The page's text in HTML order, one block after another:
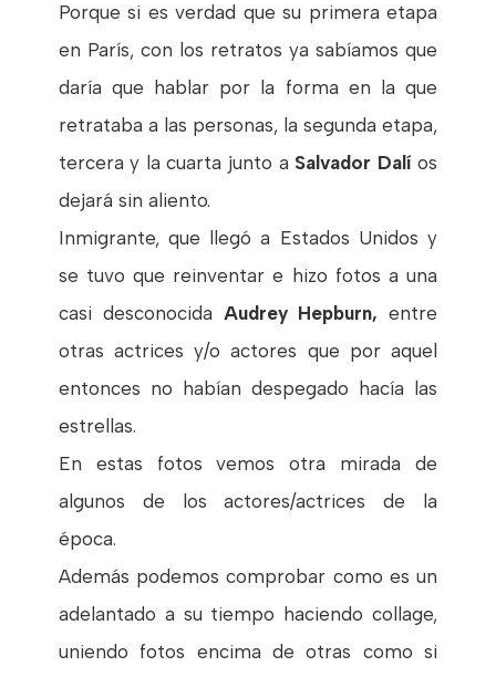
Porque si es verdad que su primera etapa
en París, con los retratos ya sabíamos que
daría que hablar por la forma en la que
retrataba a las personas, la segunda etapa,
tercera y la cuarta junto a Salvador Dalíos
dejará sin aliento.
Inmigrante, que llegó a Estados Unidos y
se tuvo que reinventar e hizo fotos a una
casi desconocida Audrey Hepburn,entre
otras actrices y/o actores que por aquel
entonces no habían despegado hacía las
estrellas.
En estas fotos vemos otra mirada de
algunos de los actores/actrices de la
época.
Además podemos comprobar como es un
adelantado a su tiempo haciendo collage,
uniendo fotos encima de otras como si